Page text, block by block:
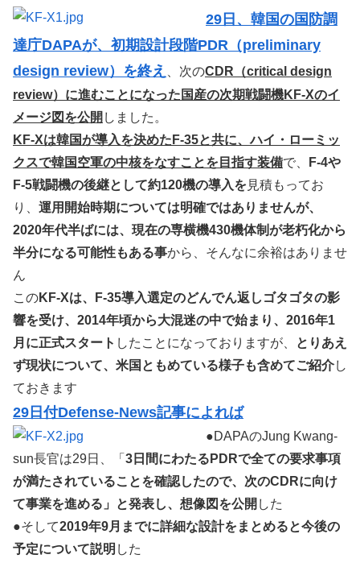
29日、韓国の国防調
達庁DAPAが、初期設計段階PDR（preliminary
design review）を終え
、次のCDR（critical design
review）に進むことになった国産の次期戦闘機KF-Xのイ
メージ図を公開 しました。
KF-Xは韓国が導入を決めたF-35と共に、ハイ・ローミッ
クスで韓国空軍の中核をなすことを目指す装備で、
F-4や
F-5戦闘機の後継として約120機の導入を 見積もってお
り、 運用開始時期については明確ではありませんが、
2020年代半ばには、現在の専横機430機体制が老朽化から
半分になる可能性もある事から、そんなに余裕はありませ
ん
このKF-Xは、F-35導入選定のどんでん返しゴタゴタの影
響を受け、2014年頃から大混迷の中で始まり、2016年1
月に正式スタート したことになっておりますが、
とりあえ
ず現状について、米国ともめている様子も含めてご紹介し
ておきます
29日付Defense-News記事によれば
●DAPAのJung Kwang-
sun長官は29日、「 3日間にわたるPDRで全ての要求事項
が満たされていることを確認したので、次のCDRに向け
て事業を進める」と発表し、想像図を公開 した
●そして2019年9月までに詳細な設計をまとめると今後の
予定について説明 した